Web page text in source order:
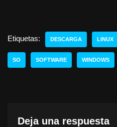
Etiquetas: DESCARGA LINUX
SO SOFTWARE WINDOWS
Deja una respuesta